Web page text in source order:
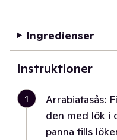
Ingredienser
Instruktioner
1
Arrabiatasås:
den med lök i
panna tills